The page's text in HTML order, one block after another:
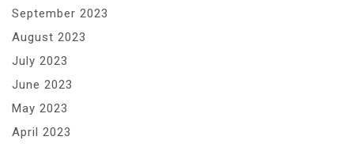
September 2023
August 2023
July 2023
June 2023
May 2023
April 2023